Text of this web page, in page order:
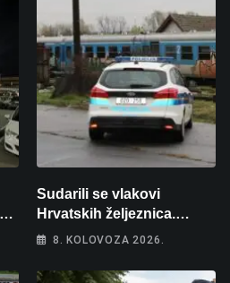
Sudarili se vlakovi
Hrvatskih željeznica.
Šestero osoba teško
intenzivnoj
8. KOLOVOZA 2026.